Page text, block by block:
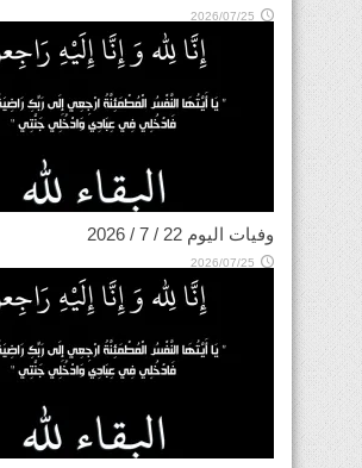
2026/07/25
وفيات اليوم 22 / 7 / 2026
2026/07/25